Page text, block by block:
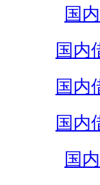
国
国内
国内
国内
国